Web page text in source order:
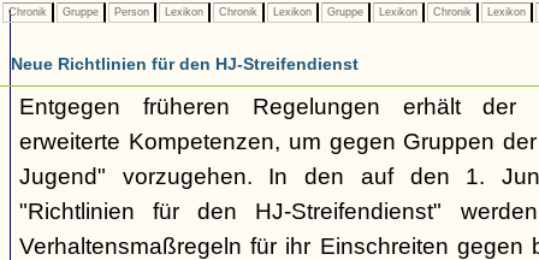
Chronik Gruppe Person Lexikon Chronik Lexikon Gruppe Lexikon Chronik Lexikon
Neue Richtlinien für den HJ-Streifendienst
Entgegen früheren Regelungen erhält der
erweiterte Kompetenzen, um gegen Gruppen
Jugend" vorzugehen. In den auf den 1.
"Richtlinien für den HJ-Streifendienst"
Verhaltensmaßregeln für ihr Einschreiten gegen